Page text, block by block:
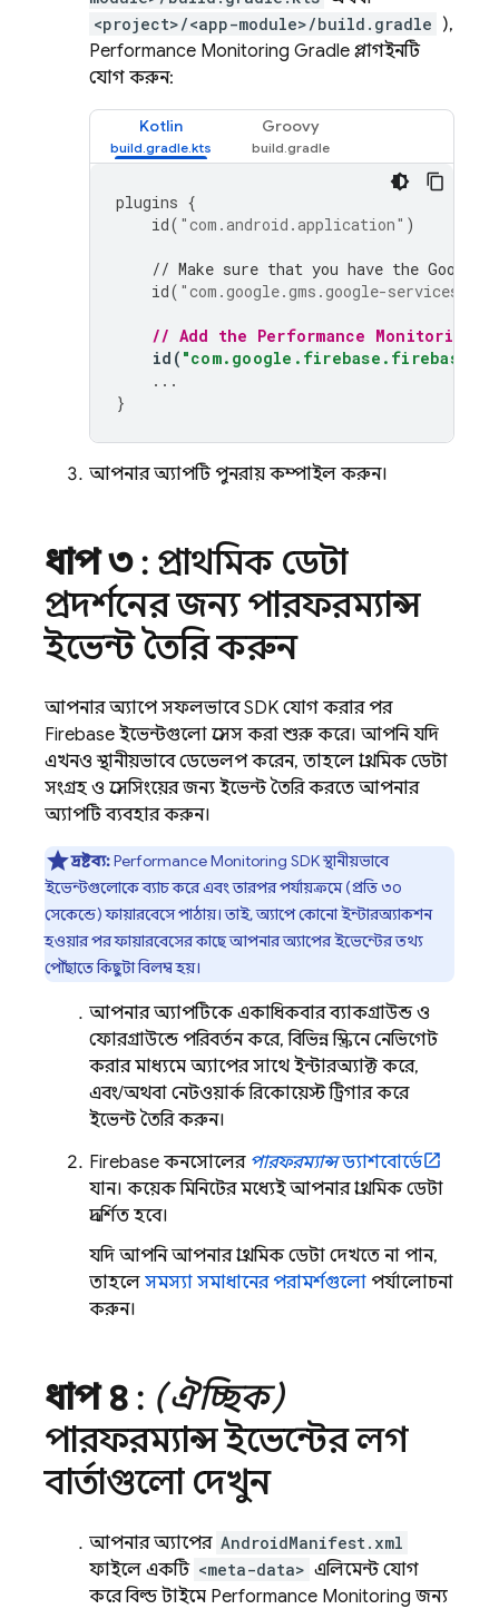
<project>/<app-module>/build.gradle ),
Performance Monitoring Gradle প্লাগইনটি
যোগ করুন:
Kotlin Groovy
plugins {
id( "com.android.application" )
// Make sure that you have the Google
id( "com.google.gms.google-services"
// Add the Performance Monitoring
id ( "com.google.firebase.firebase-
...
}
আপনার অ্যাপটি পুনরায় কম্পাইল করুন।
ধাপ ৩: প্রাথমিক ডেটা
প্রদর্শনের জন্য পারফরম্যান্স
ইভেন্ট তৈরি করুন
আপনার অ্যাপে সফলভাবে SDK যোগ করার পর
Firebase ইভেন্টগুলো প্রসেস করা শুরু করে। আপনি যদি
এখনও স্থানীয়ভাবে ডেভেলপ করেন, তাহলে প্রাথমিক ডেটা
সংগ্রহ ও প্রসেসিংয়ের জন্য ইভেন্ট তৈরি করতে আপনার
অ্যাপটি ব্যবহার করুন।
দ্রষ্টব্য:Performance Monitoring SDK স্থানীয়ভাবে
ইভেন্টগুলোকে ব্যাচ করে এবং তারপর পর্যায়ক্রমে (প্রতি ৩০
সেকেন্ডে) ফায়ারবেসে পাঠায়। তাই, অ্যাপে কোনো ইন্টারঅ্যাকশন
হওয়ার পর ফায়ারবেসের কাছে আপনার অ্যাপের ইভেন্টের তথ্য
পৌঁছাতে কিছুটা বিলম্ব হয়।
আপনার অ্যাপটিকে একাধিকবার ব্যাকগ্রাউন্ড ও
ফোরগ্রাউন্ডে পরিবর্তন করে, বিভিন্ন স্ক্রিনে নেভিগেট
করার মাধ্যমে অ্যাপের সাথে ইন্টারঅ্যাক্ট করে,
এবং/অথবা নেটওয়ার্ক রিকোয়েস্ট ট্রিগার করে
ইভেন্ট তৈরি করুন।
Firebase কনসোলের পারফরম্যান্সড্যাশবোর্ডে
যান। কয়েক মিনিটের মধ্যেই আপনার প্রাথমিক ডেটা
প্রদর্শিত হবে।
যদি আপনি আপনার প্রাথমিক ডেটা দেখতে না পান,
তাহলে সমস্যা সমাধানের পরামর্শগুলো পর্যালোচনা
করুন।
ধাপ ৪ : (ঐচ্ছিক)
পারফরম্যান্স ইভেন্টের লগ
বার্তাগুলো দেখুন
আপনার অ্যাপের AndroidManifest.xml
ফাইলে একটি <meta-data> এলিমেন্ট যোগ
করে বিল্ড টাইমে Performance Monitoring জন্য